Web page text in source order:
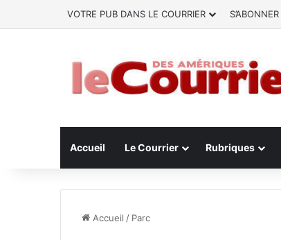
VOTRE PUB DANS LE COURRIER S’ABONNER
Accueil Le Courrier Rubriques
Accueil / Parc